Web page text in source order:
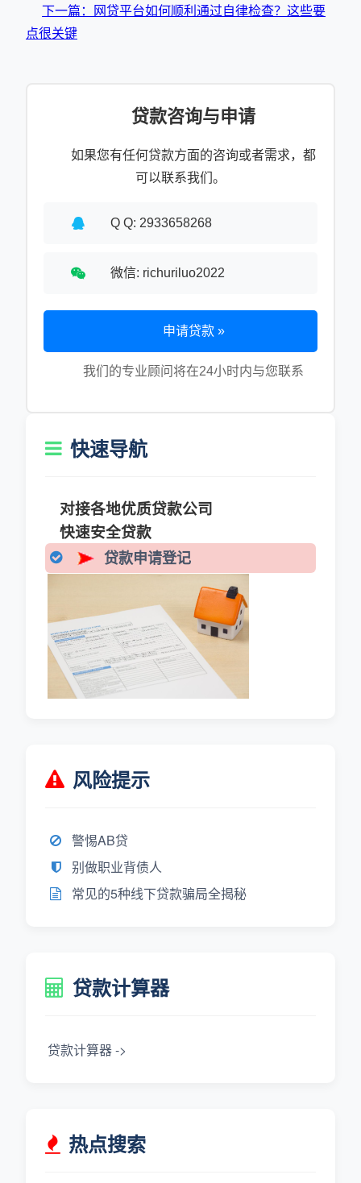
下一篇：网贷平台如何顺利通过自律检查？这些要
点很关键
贷款咨询与申请
如果您有任何贷款方面的咨询或者需求，都
可以联系我们。
Q Q: 2933658268
微信: richuriluo2022
申请贷款 »
我们的专业顾问将在24小时内与您联系
快速导航
对接各地优质贷款公司
快速安全贷款
贷款申请登记
风险提示
警惕AB贷
别做职业背债人
常见的5种线下贷款骗局全揭秘
贷款计算器
贷款计算器 ->
热点搜索